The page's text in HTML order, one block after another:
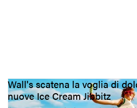
Wall's scatena la voglia di
nuove Ice Cream Jibbitz